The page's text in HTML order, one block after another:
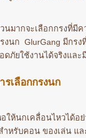
นมากจะเลือกกรงที่มี
นก GlurGang มีกรง
ภัยใช้งานได้จริงและ
เลือกกรงนก
ห้นกเคลื่อนไหวได้อ
ำหรับคอน ของเล่น แ